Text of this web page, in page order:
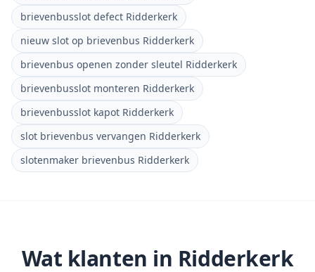
brievenbusslot defect Ridderkerk
nieuw slot op brievenbus Ridderkerk
brievenbus openen zonder sleutel Ridderkerk
brievenbusslot monteren Ridderkerk
brievenbusslot kapot Ridderkerk
slot brievenbus vervangen Ridderkerk
slotenmaker brievenbus Ridderkerk
Wat klanten in Ridderkerk